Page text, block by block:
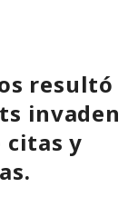
resultó
invaden
citas y